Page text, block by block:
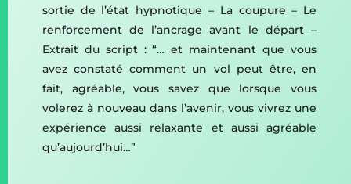
sortie de l’état hypnotique – La coupure – Le
renforcement de l’ancrage avant le départ –
Extrait du script : “… et maintenant que vous
avez constaté comment un vol peut être, en
fait, agréable, vous savez que lorsque vous
volerez à nouveau dans l’avenir, vous vivrez une
expérience aussi relaxante et aussi agréable
qu’aujourd’hui…”